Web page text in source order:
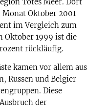
Oktober 2001
im Vergleich zum
Oktober 1999 ist die
rückläufig.
kamen vor allem aus
Russen und Belgier
Diese
der